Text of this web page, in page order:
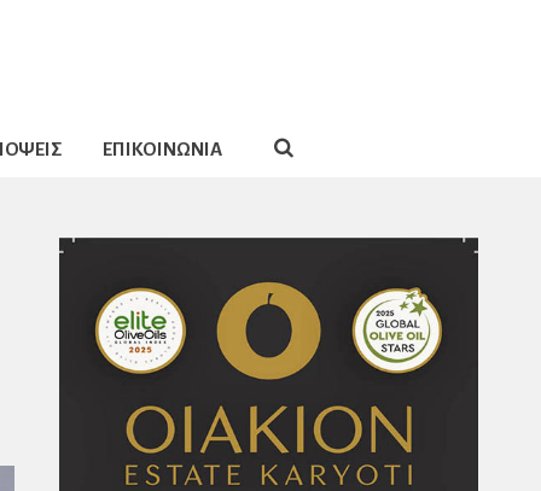
ΕΠΙΚΟΙΝΩΝΙΑ